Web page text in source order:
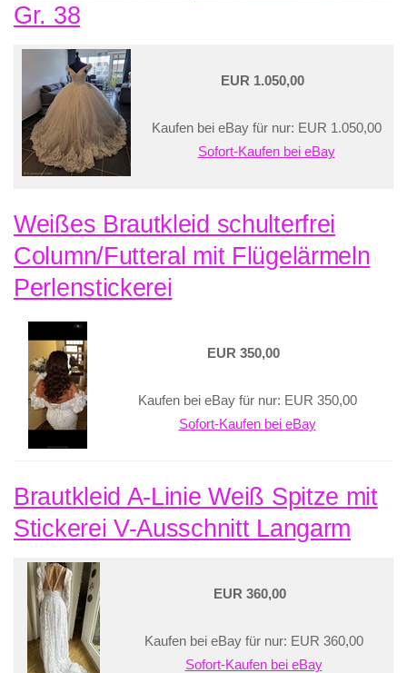
Gr. 38
EUR 1.050,00
Kaufen bei eBay für nur: EUR 1.050,00
Sofort-Kaufen bei eBay
Weißes Brautkleid schulterfrei
Column/Futteral mit Flügelärmeln
Perlenstickerei
EUR 350,00
Kaufen bei eBay für nur: EUR 350,00
Sofort-Kaufen bei eBay
Brautkleid A-Linie Weiß Spitze mit
Stickerei V-Ausschnitt Langarm
EUR 360,00
Kaufen bei eBay für nur: EUR 360,00
Sofort-Kaufen bei eBay